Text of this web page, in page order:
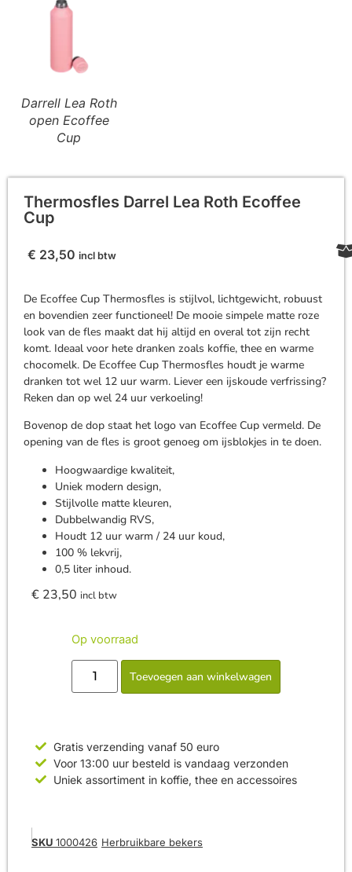
Darrell Lea Roth
open Ecoffee
Cup
Thermosfles Darrel Lea Roth Ecoffee
Cup
€ 23,50 incl btw
De Ecoffee Cup Thermosfles is stijlvol, lichtgewicht, robuust
en bovendien zeer functioneel! De mooie simpele matte roze
look van de fles maakt dat hij altijd en overal tot zijn recht
komt. Ideaal voor hete dranken zoals koffie, thee en warme
chocomelk. De Ecoffee Cup Thermosfles houdt je warme
dranken tot wel 12 uur warm. Liever een ijskoude verfrissing?
Reken dan op wel 24 uur verkoeling!
Bovenop de dop staat het logo van Ecoffee Cup vermeld. De
opening van de fles is groot genoeg om ijsblokjes in te doen.
Hoogwaardige kwaliteit,
Uniek modern design,
Stijlvolle matte kleuren,
Dubbelwandig RVS,
Houdt 12 uur warm / 24 uur koud,
100 % lekvrij,
0,5 liter inhoud.
€ 23,50 incl btw
Op voorraad
Toevoegen aan winkelwagen
Gratis verzending vanaf 50 euro
Voor 13:00 uur besteld is vandaag verzonden
Uniek assortiment in koffie, thee en accessoires
SKU 1000426 Herbruikbare bekers